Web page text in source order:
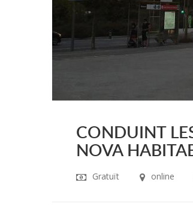
CONDUINT
NOVA
Gratuït online